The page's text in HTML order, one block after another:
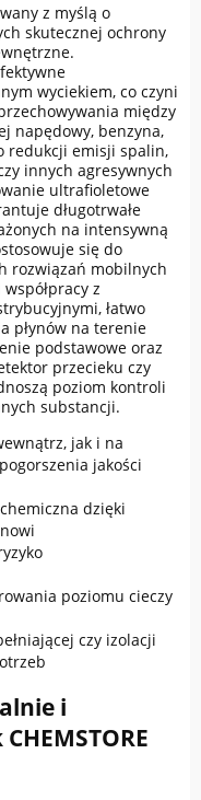
z myślą o
skutecznej ochrony
wyciekiem, co czyni
między
napędowy, benzyna,
redukcji emisji spalin,
innych agresywnych
ultrafioletowe
długotrwałe
na intensywną
się do
rozwiązań mobilnych
z
łatwo
płynów na terenie
podstawowe oraz
przecieku czy
poziom kontroli
substancji.
jak i na
jakości
dzięki
poziomu cieczy
czy izolacji
i